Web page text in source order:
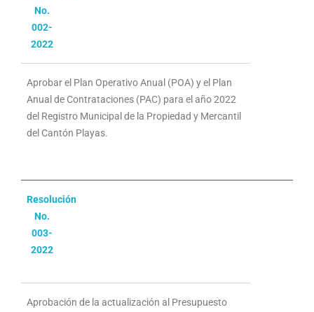
No.
002-
2022
Aprobar el Plan Operativo Anual (POA) y el Plan
Anual de Contrataciones (PAC) para el año 2022
del Registro Municipal de la Propiedad y Mercantil
del Cantón Playas.
Resolución
No.
003-
2022
Aprobación de la actualización al Presupuesto